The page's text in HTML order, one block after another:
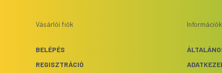
Vásárlói fiók
BELÉPÉS
REGISZTRÁCIÓ
Információk